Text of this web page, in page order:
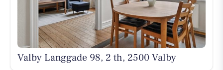
Valby Langgade 98, 2 th, 2500 Valby